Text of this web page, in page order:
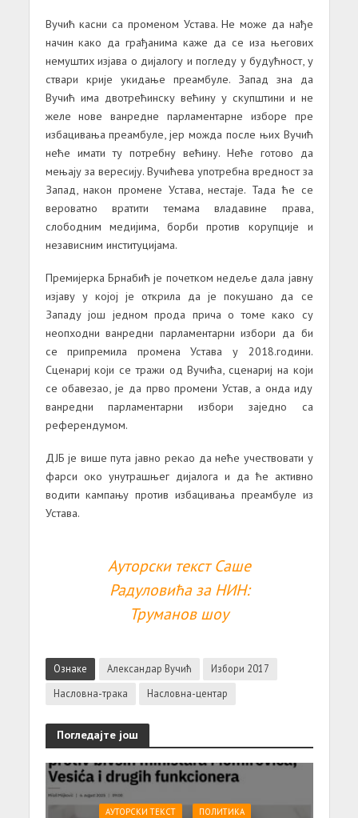
Вучић касни са променом Устава. Не може да нађе
начин како да грађанима каже да се иза његових
немуштих изјава о дијалогу и погледу у будућност, у
ствари крије укидање преамбуле. Запад зна да
Вучић има двотрећинску већину у скупштини и не
желе нове ванредне парламентарне изборе пре
избацивања преамбуле, јер можда после њих Вучић
неће имати ту потребну већину. Неће готово да
мењају за вересију. Вучићева употребна вредност за
Запад, након промене Устава, нестаје. Тада ће се
вероватно вратити темама владавине права,
слободним медијима, борби против корупције и
независним институцијама.
Премијерка Брнабић је почетком недеље дала јавну
изјаву у којој је открила да је покушано да се
Западу још једном прода прича о томе како су
неопходни ванредни парламентарни избори да би
се припремила промена Устава у 2018.години.
Сценариј који се тражи од Вучића, сценариј на који
се обавезао, је да прво промени Устав, а онда иду
ванредни парламентарни избори заједно са
референдумом.
ДЈБ је више пута јавно рекао да неће учествовати у
фарси око унутрашњег дијалога и да ће активно
водити кампању против избацивања преамбуле из
Устава.
Ауторски текст Саше
Радуловића за НИН:
Труманов шоу
Ознаке Александар Вучић
Избори 2017
Насловна-трака
Насловна-центар
Погледајте још
АУТОРСКИ ТЕКСТ
ПОЛИТИКА